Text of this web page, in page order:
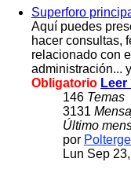
Superforo
Aquí puedes
hacer consultas,
relacionado con
administración...
Obligatorio
146 Temas
3131
Último
por
Lun Sep